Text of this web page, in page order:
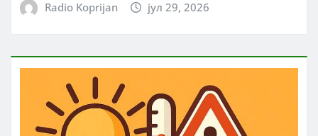
Radio Koprijan јул 29, 2026